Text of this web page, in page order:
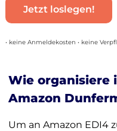
Jetzt loslegen!
• keine Anmeldekosten • keine
Wie organisiere
Amazon
Um an Amazon EDI4